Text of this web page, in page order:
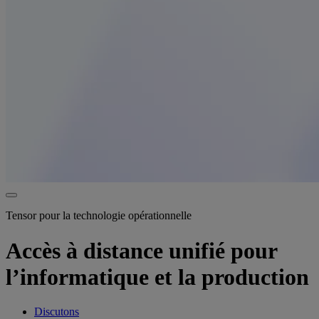
Tensor pour la technologie opérationnelle
Accès à distance unifié pour
l’informatique et la production
Discutons